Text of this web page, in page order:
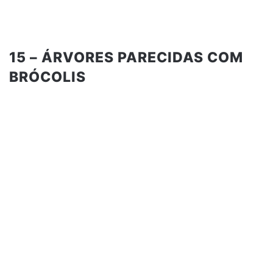
15 – ÁRVORES PARECIDAS COM
BRÓCOLIS